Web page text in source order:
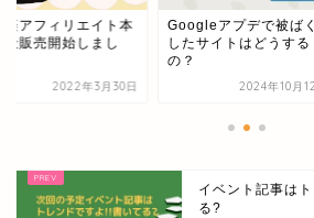
楽アフィリエイト本
般販売開始しまし
2022年3月30日
Googleアプデで被ばく
したサイトはどうする
の？
2024年10月
イベント記事は
る?